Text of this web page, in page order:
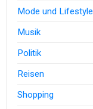
Mode und Lifestyle
Musik
Politik
Reisen
Shopping